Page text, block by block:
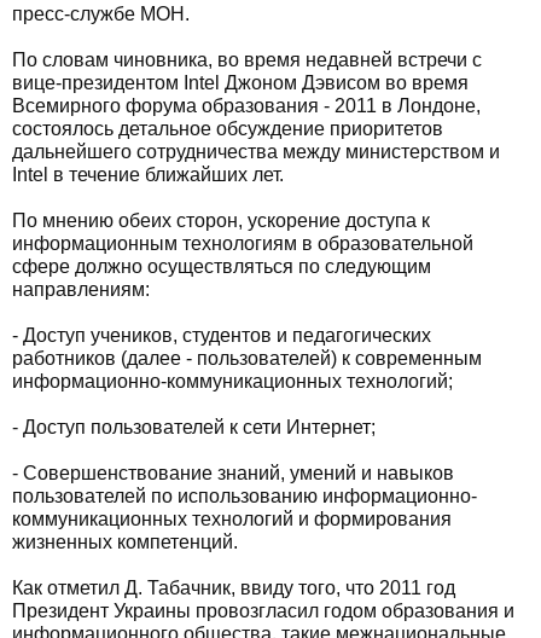
пресс-службе МОН.
По словам чиновника, во время недавней встречи с
вице-президентом Intel Джоном Дэвисом во время
Всемирного форума образования - 2011 в Лондоне,
состоялось детальное обсуждение приоритетов
дальнейшего сотрудничества между министерством и
Intel в течение ближайших лет.
По мнению обеих сторон, ускорение доступа к
информационным технологиям в образовательной
сфере должно осуществляться по следующим
направлениям:
- Доступ учеников, студентов и педагогических
работников (далее - пользователей) к современным
информационно-коммуникационных технологий;
- Доступ пользователей к сети Интернет;
- Совершенствование знаний, умений и навыков
пользователей по использованию информационно-
коммуникационных технологий и формирования
жизненных компетенций.
Как отметил Д. Табачник, ввиду того, что 2011 год
Президент Украины провозгласил годом образования и
информационного общества, такие межнациональные